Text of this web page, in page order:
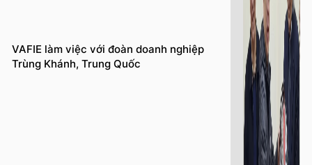
VAFIE làm việc với đoàn doanh nghiệp
Trùng Khánh, Trung Quốc